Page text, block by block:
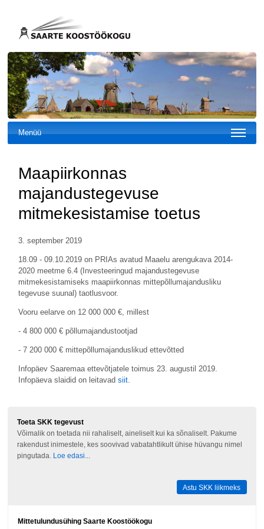
Menüü
Maapiirkonnas
majandustegevuse
mitmekesistamise toetus
3. september 2019
18.09 - 09.10.2019 on PRIAs avatud Maaelu arengukava 2014-
2020 meetme 6.4 (Investeeringud majandustegevuse
mitmekesistamiseks maapiirkonnas mittepõllumajandusliku
tegevuse suunal) taotlusvoor.
Vooru eelarve on 12 000 000 €, millest
- 4 800 000 € põllumajandustootjad
- 7 200 000 € mittepõllumajanduslikud ettevõtted
Infopäev Saaremaa ettevõtjatele toimus 23. augustil 2019.
Infopäeva slaidid on leitavad siit.
Toeta SKK tegevust
Võimalik on toetada nii rahaliselt, aineliselt kui ka sõnaliselt. Pakume
rakendust inimestele, kes soovivad vabatahtlikult ühise hüvangu nimel
pingutada. Loe edasi...
Astu SKK liikmeks
Mittetulundusühing Saarte Koostöökogu